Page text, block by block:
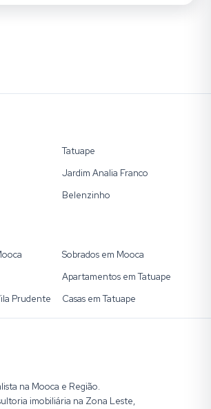
Tatuape
Jardim Analia Franco
Belenzinho
Sobrados em Mooca
Apartamentos em Tatuape
Prudente
Casas em Tatuape
na Mooca e Região.
imobiliária na Zona Leste,